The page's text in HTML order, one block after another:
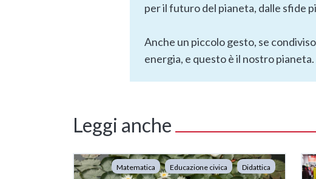
per il futuro del pianeta, dalle sfide
Anche un piccolo gesto, se
energia, e questo è il nostro pianeta.
Leggi anche
Matematica Educazione civica Didattica